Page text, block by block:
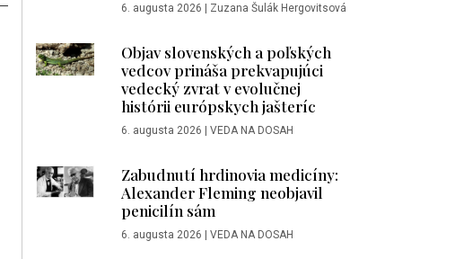
6. augusta 2026 | Zuzana Šulák Hergovitsová
Objav slovenských a poľských
vedcov prináša prekvapujúci
vedecký zvrat v evolučnej
histórii európskych jašteríc
6. augusta 2026 | VEDA NA DOSAH
Zabudnutí hrdinovia medicíny:
Alexander Fleming neobjavil
penicilín sám
6. augusta 2026 | VEDA NA DOSAH